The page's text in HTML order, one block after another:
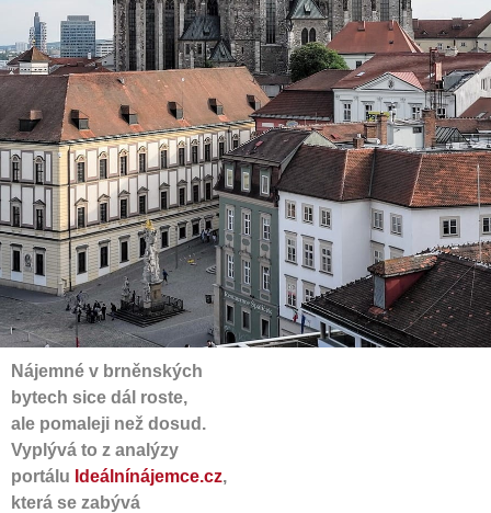
Nájemné v brněnských
bytech sice dál roste,
ale pomaleji než dosud.
Vyplývá to z analýzy
portálu Ideálnínájemce.cz,
která se zabývá